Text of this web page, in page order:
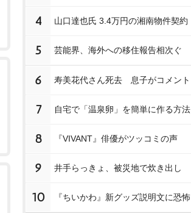
4 山口達也氏 3.4万円の湘南物件契約
5 芸能界、海外への移住報告相次ぐ
6 寿美花代さん死去 息子がコメント
7 自宅で「温泉卵」を簡単に作る方法
8 『VIVANT』俳優がツッコミの声
9 井手らっきょ、被災地で炊き出し
10 『ちいかわ』新グッズ説明文に恐怖